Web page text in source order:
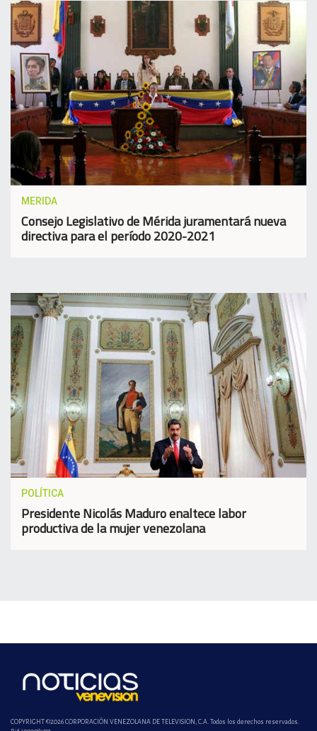
MERIDA
Consejo Legislativo de Mérida juramentará nueva
directiva para el período 2020-2021
POLÍTICA
Presidente Nicolás Maduro enaltece labor
productiva de la mujer venezolana
COPYRIGHT ©2026 CORPORACIÓN VENEZOLANA DE TELEVISION, C.A. Todos los derechos reservados.